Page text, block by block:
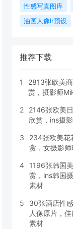
性感写真图库
油画人像lr预设
推荐下载
1
2813张欧美
赏，摄影师
2
2146张欧美
欣赏，ins摄
3
234张欧美花
赏，女摄影
4
1196张韩国
赏，ins韩国
素材
5
30张酒店性
人像原片，
素材